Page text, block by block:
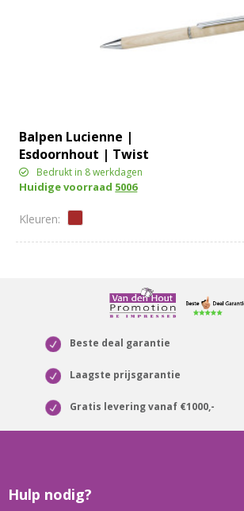
Balpen Lucienne |
Esdoornhout | Twist
Bedrukt in 8 werkdagen
Huidige voorraad 5006
Beste deal garantie
Laagste prijsgarantie
Gratis levering vanaf €1000,-
Hulp nodig?